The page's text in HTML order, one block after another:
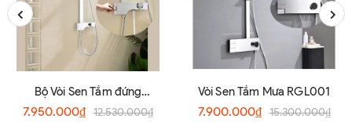
Bộ Vòi Sen Tắm đứng
RGL91573 Cao cấp
7.950.000₫ 12.530.000₫
Vòi Sen Tắm Mưa RGL001
7.900.000₫ 15.300.000₫